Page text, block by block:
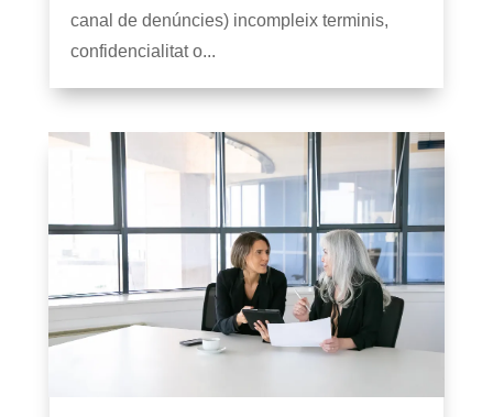
canal de denúncies) incompleix terminis,
confidencialitat o...